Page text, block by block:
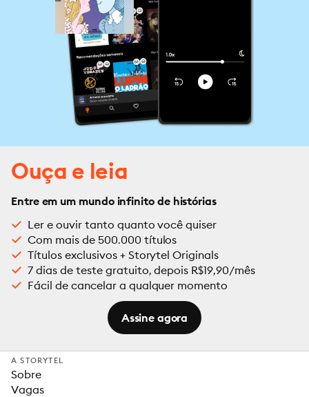
Ouça e leia
Entre em um mundo infinito de histórias
Ler e ouvir tanto quanto você quiser
Com mais de 500.000 títulos
Títulos exclusivos + Storytel Originals
7 dias de teste gratuito, depois R$19,90/mês
Fácil de cancelar a qualquer momento
Assine agora
A STORYTEL
Sobre
Vagas